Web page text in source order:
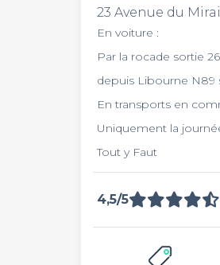
23 Avenue du
En voiture :
Par la rocade sortie
depuis Libourne N89
En transports en
Uniquement la
Tout y Faut
4,5/5